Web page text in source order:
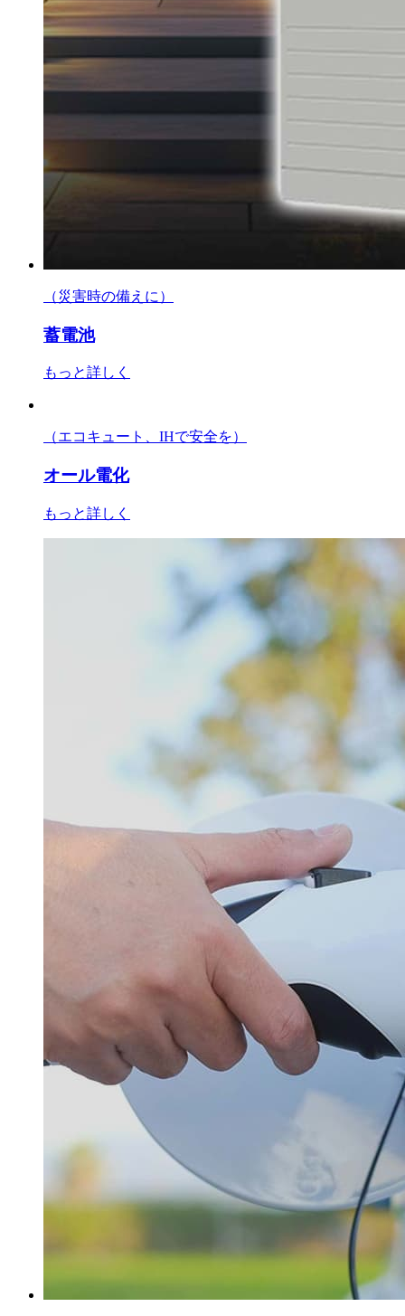
（災害時の備えに）
蓄電池
もっと詳しく
（エコキュート、IHで安全を）
オール電化
もっと詳しく